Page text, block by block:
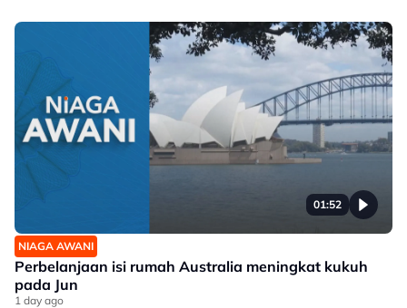
01:52
NIAGA AWANI
Perbelanjaan isi rumah Australia meningkat kukuh
pada Jun
1 day ago